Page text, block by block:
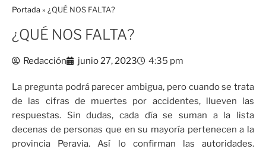
Portada » ¿QUÉ NOS FALTA?
¿QUÉ NOS FALTA?
Redacción junio 27, 2023 4:35 pm
La pregunta podrá parecer ambigua, pero cuando se trata
de las cifras de muertes por accidentes, llueven las
respuestas. Sin dudas, cada día se suman a la lista
decenas de personas que en su mayoría pertenecen a la
provincia Peravia. Así lo confirman las autoridades.